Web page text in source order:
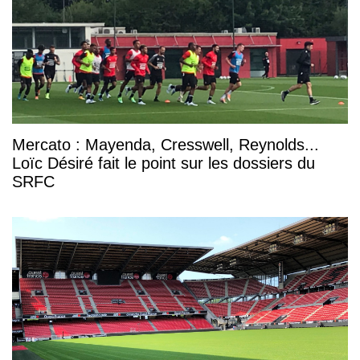
Mercato : Mayenda, Cresswell, Reynolds...
Loïc Désiré fait le point sur les dossiers du
SRFC